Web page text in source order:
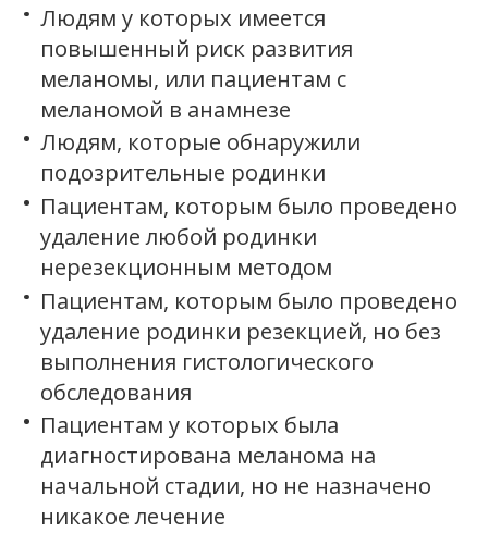
Людям у которых имеется
повышенный риск развития
меланомы, или пациентам с
меланомой в анамнезе
Людям, которые обнаружили
подозрительные родинки
Пациентам, которым было проведено
удаление любой родинки
нерезекционным методом
Пациентам, которым было проведено
удаление родинки резекцией, но без
выполнения гистологического
обследования
Пациентам у которых была
диагностирована меланома на
начальной стадии, но не назначено
никакое лечение